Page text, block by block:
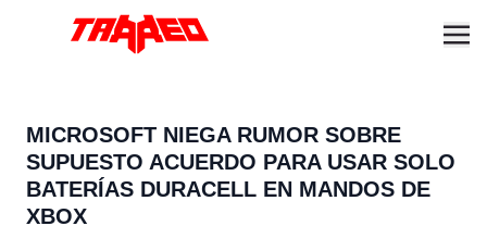
MICROSOFT NIEGA RUMOR SOBRE
SUPUESTO ACUERDO PARA USAR SOLO
BATERÍAS DURACELL EN MANDOS DE
XBOX